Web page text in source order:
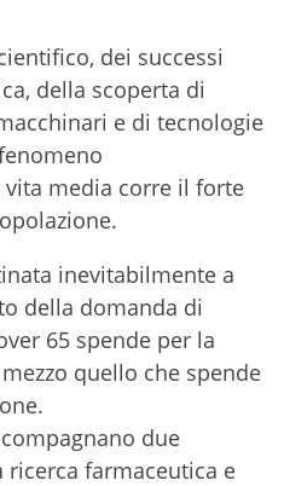
dei successi
della scoperta di
e di tecnologie
vita media corre il forte
inevitabilmente a
della domanda di
65 spende per la
quello che spende
due
farmaceutica e